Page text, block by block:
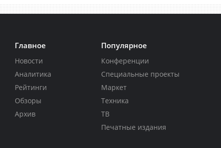
Главное
Новости
Аналитика
Рейтинги
Обзоры
Архив
Популярное
Конференции
Специальные проекты
Маркет
Техника
ТВ
Печатные издания